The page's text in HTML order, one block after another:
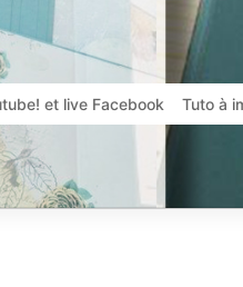
et live Facebook Tuto à